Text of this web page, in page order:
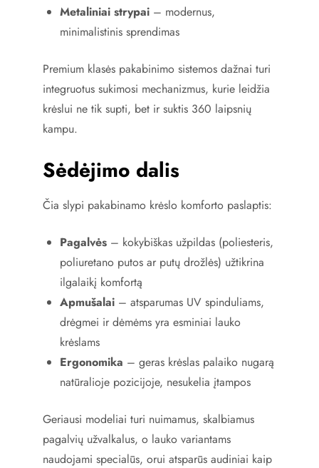
Metaliniai strypai – modernus,
minimalistinis sprendimas
Premium klasės pakabinimo sistemos dažnai turi
integruotus sukimosi mechanizmus, kurie leidžia
krėslui ne tik supti, bet ir suktis 360 laipsnių
kampu.
Sėdėjimo dalis
Čia slypi pakabinamo krėslo komforto paslaptis:
Pagalvės – kokybiškas užpildas (poliesteris,
poliuretano putos ar putų drožlės) užtikrina
ilgalaikį komfortą
Apmušalai – atsparumas UV spinduliams,
drėgmei ir dėmėms yra esminiai lauko
krėslams
Ergonomika – geras krėslas palaiko nugarą
natūralioje pozicijoje, nesukelia įtampos
Geriausi modeliai turi nuimamus, skalbiamus
pagalvių užvalkalus, o lauko variantams
naudojami specialūs, orui atsparūs audiniai kaip